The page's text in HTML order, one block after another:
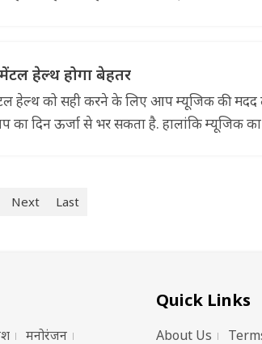
हेल्थ होगा बेहतर
हेल्थ को सही करने के लिए आप म्यूजिक की
दिन ऊर्जा से भर सकता है. हालांकि म्यूजिक
Next Last
मनोरंजन
Quick Links
About Us